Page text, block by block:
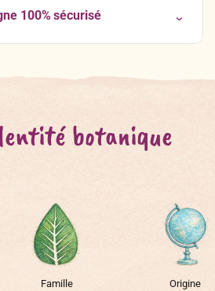
100% sécurisé
botanique
Famille Origine